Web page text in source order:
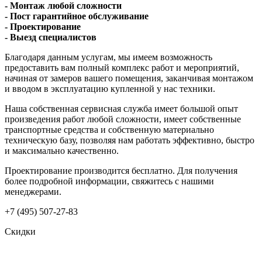
- Монтаж любой сложности
- Пост гарантийное обслуживание
- Проектирование
- Выезд специалистов
Благодаря данным услугам, мы имеем возможность
предоставить вам полный комплекс работ и мероприятий,
начиная от замеров вашего помещения, заканчивая монтажом
и вводом в эксплуатацию купленной у нас техники.
Наша собственная сервисная служба имеет большой опыт
произведения работ любой сложности, имеет собственные
транспортные средства и собственную материально
техническую базу, позволяя нам работать эффективно, быстро
и максимально качественно.
Проектирование производится бесплатно. Для получения
более подробной информации, свяжитесь с нашими
менеджерами.
+7 (495) 507-27-83
Скидки